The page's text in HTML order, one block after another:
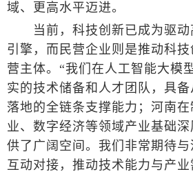
域、更高水平迈进。
当前，科技创新已成为驱动
引擎，而民营企业则是推动科
营主体。“我们在人工智能大模
实的技术储备和人才团队，具
落地的全链条支撑能力；河南
业、数字经济等领域产业基础
供了广阔空间。我们非常期待
互动对接，推动技术能力与产